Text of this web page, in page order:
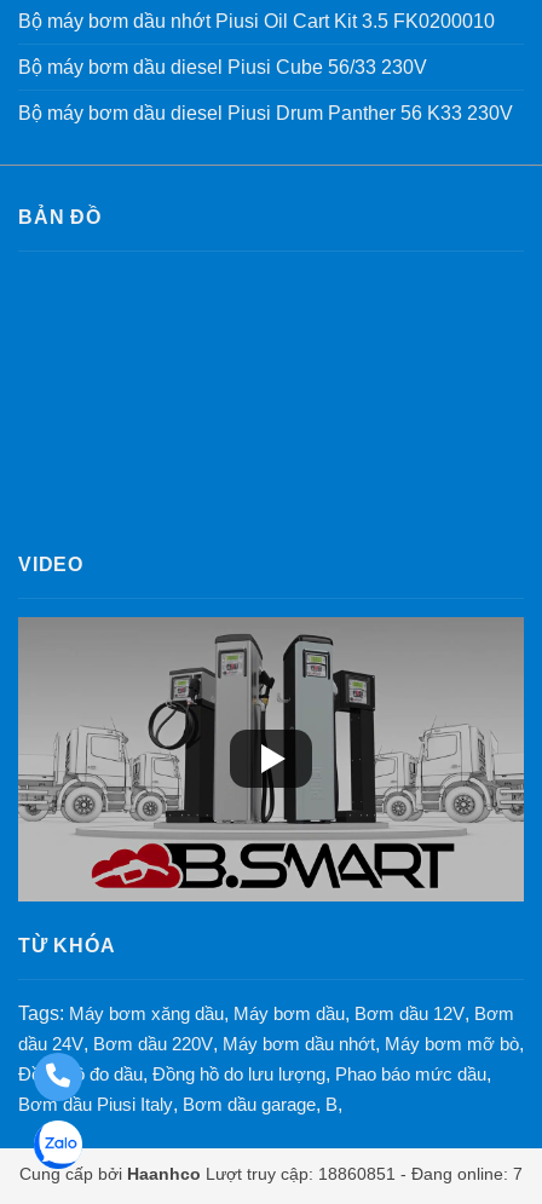
Bộ máy bơm dầu nhớt Piusi Oil Cart Kit 3.5 FK0200010
Bộ máy bơm dầu diesel Piusi Cube 56/33 230V
Bộ máy bơm dầu diesel Piusi Drum Panther 56 K33 230V
BẢN ĐỒ
VIDEO
TỪ KHÓA
Tags: Máy bơm xăng dầu, Máy bơm dầu, Bơm dầu 12V, Bơm
dầu 24V, Bơm dầu 220V, Máy bơm dầu nhớt, Máy bơm mỡ bò,
Đồng hồ đo dầu, Đồng hồ do lưu lượng, Phao báo mức dầu,
Bơm dầu Piusi Italy, Bơm dầu garage, B,
Cung cấp bởi Haanhco Lượt truy cập: 18860851 - Đang online: 7